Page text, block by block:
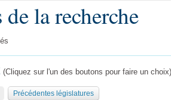
de la recherche
(Cliquez sur l'un des boutons pour faire un choix)
Précédentes législatures